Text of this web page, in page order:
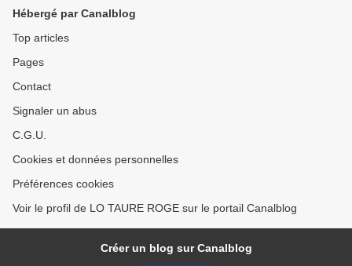
Hébergé par Canalblog
Top articles
Pages
Contact
Signaler un abus
C.G.U.
Cookies et données personnelles
Préférences cookies
Voir le profil de LO TAURE ROGE sur le portail Canalblog
Créer un blog sur Canalblog